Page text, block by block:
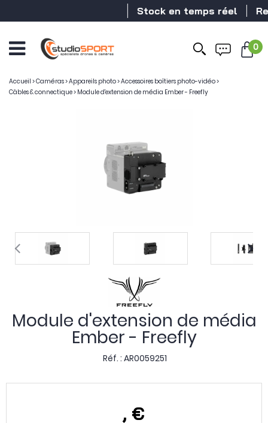
Stock en temps réel
0
Accueil >Caméras>Appareils photo>Accessoires boîtiers photo-vidéo>
Câbles & connectique> Module d'extension de média Ember - Freefly
Module d'extension de média
Ember - Freefly
Réf. : AR0059251
, €